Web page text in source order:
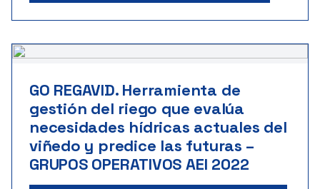
GO REGAVID. Herramienta de
gestión del riego que evalúa
necesidades hídricas actuales del
viñedo y predice las futuras –
GRUPOS OPERATIVOS AEI 2022